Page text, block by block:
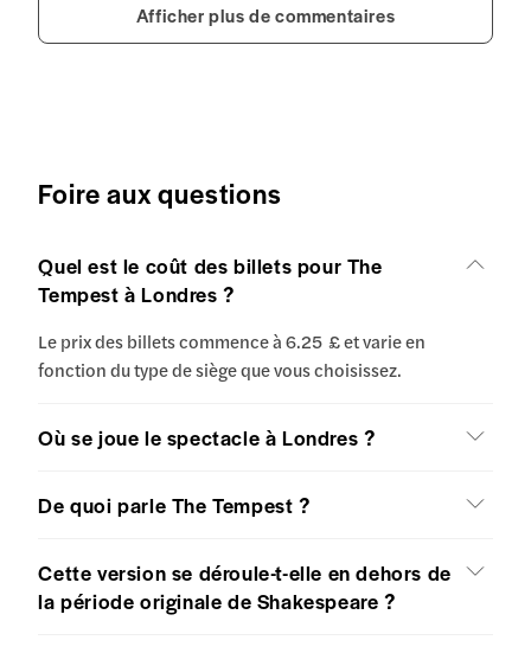
Afficher plus de commentaires
Foire aux questions
Quel est le coût des billets pour The
Tempest à Londres ?
Le prix des billets commence à 6.25 £ et varie en
fonction du type de siège que vous choisissez.
Où se joue le spectacle à Londres ?
De quoi parle The Tempest ?
Cette version se déroule-t-elle en dehors de
la période originale de Shakespeare ?